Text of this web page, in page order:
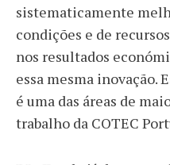
sistematicamente
condições e de
nos resultados
essa mesma inovação.
é uma das áreas de
trabalho da COTEC